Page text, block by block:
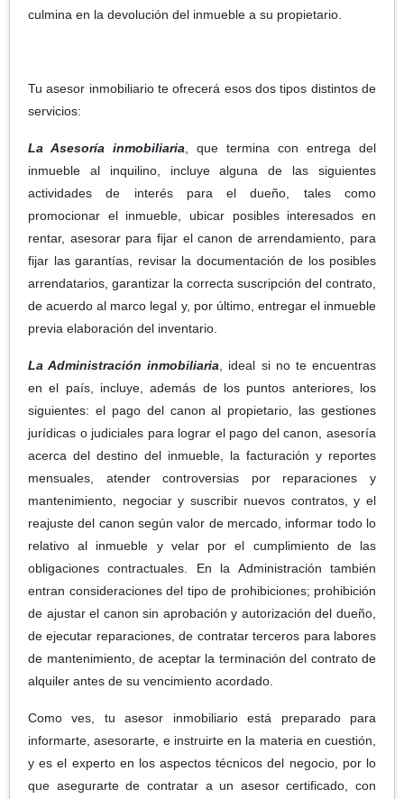
culmina en la devolución del inmueble a su propietario.
Tu asesor inmobiliario te ofrecerá esos dos tipos distintos de
servicios:
La Asesoría inmobiliaria , que termina con entrega del
inmueble al inquilino, incluye alguna de las siguientes
actividades de interés para el dueño, tales como
promocionar el inmueble, ubicar posibles interesados en
rentar, asesorar para fijar el canon de arrendamiento, para
fijar las garantías, revisar la documentación de los posibles
arrendatarios, garantizar la correcta suscripción del contrato,
de acuerdo al marco legal y, por último, entregar el inmueble
previa elaboración del inventario.
La Administración inmobiliaria , ideal si no te encuentras
en el país, incluye, además de los puntos anteriores, los
siguientes: el pago del canon al propietario, las gestiones
jurídicas o judiciales para lograr el pago del canon, asesoría
acerca del destino del inmueble, la facturación y reportes
mensuales, atender controversias por reparaciones y
mantenimiento, negociar y suscribir nuevos contratos, y el
reajuste del canon según valor de mercado, informar todo lo
relativo al inmueble y velar por el cumplimiento de las
obligaciones contractuales. En la Administración también
entran consideraciones del tipo de prohibiciones; prohibición
de ajustar el canon sin aprobación y autorización del dueño,
de ejecutar reparaciones, de contratar terceros para labores
de mantenimiento, de aceptar la terminación del contrato de
alquiler antes de su vencimiento acordado.
Como ves, tu asesor inmobiliario está preparado para
informarte, asesorarte, e instruirte en la materia en cuestión,
y es el experto en los aspectos técnicos del negocio, por lo
que asegurarte de contratar a un asesor certificado, con